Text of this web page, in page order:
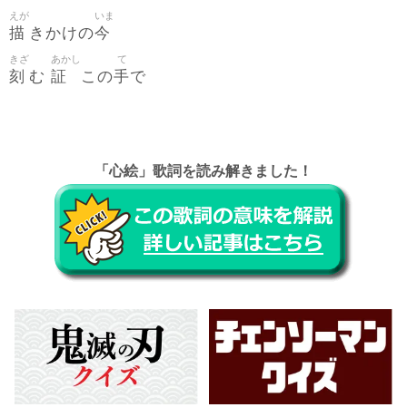
描
えが
きかけの今
いま
刻
きざ
む 証
あかし
この手
て
で
「心絵」歌詞を読み解きました！